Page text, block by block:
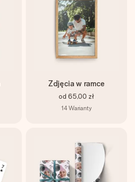
Zdjęcia w ramce
od 65,00 zł
14Warianty